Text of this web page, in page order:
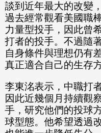
談到近年最大的改變
過去經常觀看美國職
力量型投手，因此曾
打者的投手。不過隨
自身條件與理想仍有
真正適合自己的生存方
李東洺表示，中職打
因此近幾個月持續觀
手，研究他們的投球
球型態。他希望透過